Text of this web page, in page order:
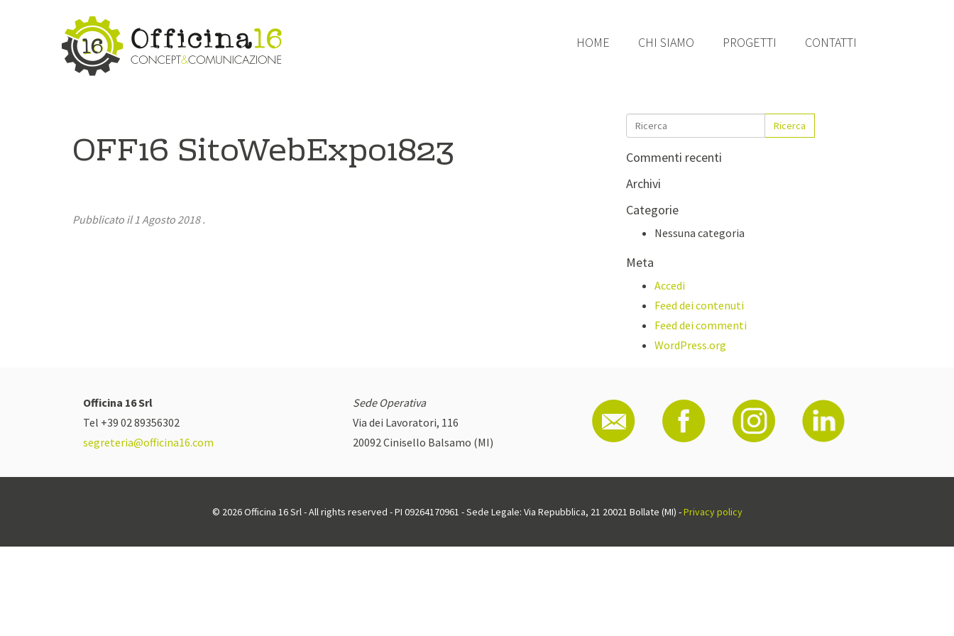
HOME CHI SIAMO PROGETTI CONTATTI
OFF16 SitoWebExpo1823
Pubblicato il1 Agosto 2018.
Ricerca
Commenti recenti
Archivi
Categorie
Nessuna categoria
Meta
Accedi
Feed dei contenuti
Feed dei commenti
WordPress.org
Officina 16 Srl
Tel +39 02 89356302
segreteria@officina16.com
Sede Operativa
Via dei Lavoratori, 116
20092 Cinisello Balsamo (MI)
© 2026 Officina 16 Srl - All rights reserved - PI 09264170961 - Sede Legale: Via Repubblica, 21 20021 Bollate (MI) -Privacy policy